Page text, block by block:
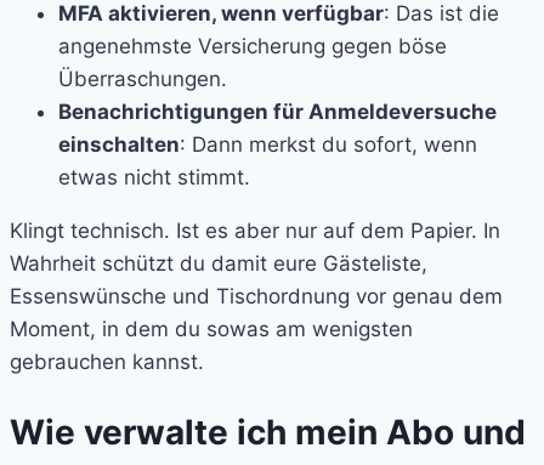
MFA aktivieren, wenn verfügbar: Das ist die
angenehmste Versicherung gegen böse
Überraschungen.
Benachrichtigungen für Anmeldeversuche
einschalten: Dann merkst du sofort, wenn
etwas nicht stimmt.
Klingt technisch. Ist es aber nur auf dem Papier. In
Wahrheit schützt du damit eure Gästeliste,
Essenswünsche und Tischordnung vor genau dem
Moment, in dem du sowas am wenigsten
gebrauchen kannst.
Wie verwalte ich mein Abo und